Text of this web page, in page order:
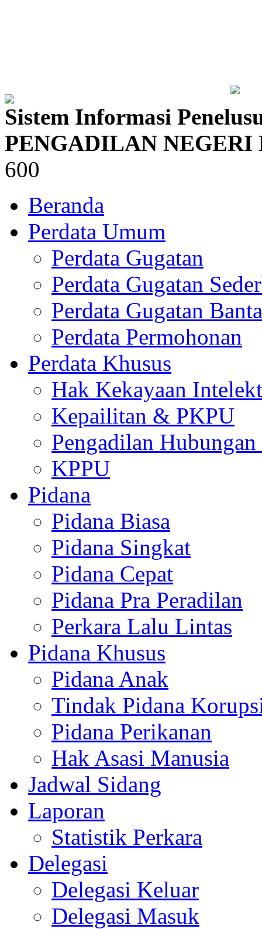
Sistem Informasi
PENGADILAN NEGERI
600
Beranda
Perdata Umum
Perdata Gugatan
Perdata Gugatan
Perdata Gugatan
Perdata Permohonan
Perdata Khusus
Hak Kekayaan
Kepailitan & PKPU
Pengadilan
KPPU
Pidana
Pidana Biasa
Pidana Singkat
Pidana Cepat
Pidana Pra Peradilan
Perkara Lalu Lintas
Pidana Khusus
Pidana Anak
Tindak Pidana
Pidana Perikanan
Hak Asasi Manusia
Jadwal Sidang
Laporan
Statistik Perkara
Delegasi
Delegasi Keluar
Delegasi Masuk